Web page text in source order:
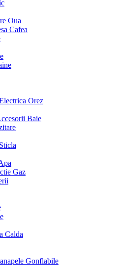
Oua
Cafea
Orez
Baie
Gaz
Gonflabile